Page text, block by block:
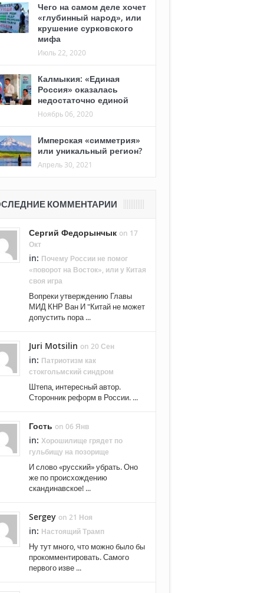
Чего на самом деле хочет
«глубинный народ», или
крушение сурковского
мифа
Июль 22, 2020
Калмыкия: «Единая
Россия» оказалась
недостаточно единой
Ноябрь 06, 2020
Имперская «симметрия»
или уникальный регион?
Апрель 30, 2021
КОММЕНТАРИИ
Сергий Федорынчык on 17
Окт
in: Почему России не помог
«поворот на Восток», или у Китая
своя игра
Вопреки утверждению Главы
МИД КНР Ван И "Китай не может
допустить пора ...
Juri Motsilin on 20 Сен
in: Патриотизм как
стокгольмский синдром
Штепа, интересный автор.
Сторонник реформ в России. ...
Гость on 06 Янв
in: Хорошилище грядет по
гульбищу на позорище
И слово «русский» убрать. Оно
же по происхождению
скандинавское! ...
Sergey on 21 Ноя
in: Настоящий Трамп
Ну тут много, что можно было бы
прокомментировать. Самого
первого изве ...